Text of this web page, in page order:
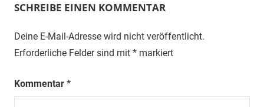
SCHREIBE EINEN KOMMENTAR
Deine E-Mail-Adresse wird nicht veröffentlicht.
Erforderliche Felder sind mit * markiert
Kommentar *